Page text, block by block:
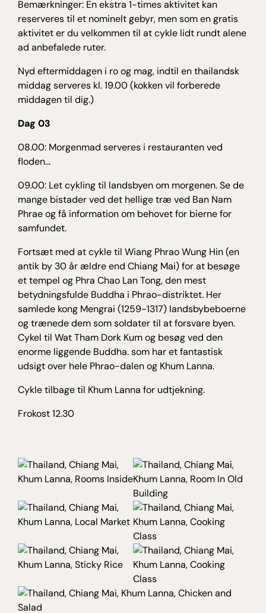
Bemærkninger: En ekstra 1-times aktivitet kan
reserveres til et nominelt gebyr, men som en gratis
aktivitet er du velkommen til at cykle lidt rundt alene
ad anbefalede ruter.
Nyd eftermiddagen i ro og mag, indtil en thailandsk
middag serveres kl. 19.00 (kokken vil forberede
middagen til dig.)
Dag 03
08.00: Morgenmad serveres i restauranten ved
floden…
09.00: Let cykling til landsbyen om morgenen. Se de
mange bistader ved det hellige træ ved Ban Nam
Phrae og få information om behovet for bierne for
samfundet.
Fortsæt med at cykle til Wiang Phrao Wung Hin (en
antik by 30 år ældre end Chiang Mai) for at besøge
et tempel og Phra Chao Lan Tong, den mest
betydningsfulde Buddha i Phrao-distriktet. Her
samlede kong Mengrai (1259-1317) landsbybeboerne
og trænede dem som soldater til at forsvare byen.
Cykel til Wat Tham Dork Kum og besøg ved den
enorme liggende Buddha. som har et fantastisk
udsigt over hele Phrao-dalen og Khum Lanna.
Cykle tilbage til Khum Lanna for udtjekning.
Frokost 12.30